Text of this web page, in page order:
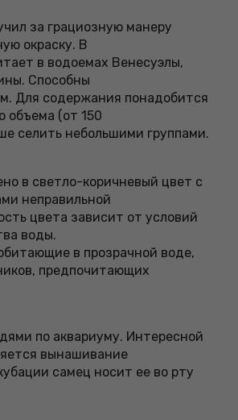
за грациозную манеру
окраску. В
в водоемах Венесуэлы,
Способны
Для содержания понадобится
объема (от 150
селить небольшими группами.
в светло-коричневый цвет с
неправильной
цвета зависит от условий
воды.
в прозрачной воде,
предпочитающих
по аквариуму. Интересной
вынашивание
самец носит ее во рту